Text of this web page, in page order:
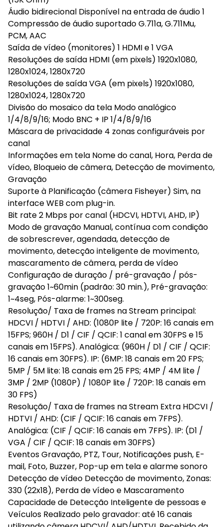
Áudio bidirecional Disponível na entrada de áudio 1
Compressão de áudio suportado G.711a, G.711Mu,
PCM, AAC
Saída de vídeo (monitores) 1 HDMI e 1 VGA
Resoluções de saída HDMI (em pixels) 1920x1080,
1280x1024, 1280x720
Resoluções de saída VGA (em pixels) 1920x1080,
1280x1024, 1280x720
Divisão do mosaico da tela Modo analógico
1/4/8/9/16; Modo BNC + IP 1/4/8/9/16
Máscara de privacidade 4 zonas configuráveis por
canal
Informações em tela Nome do canal, Hora, Perda de
vídeo, Bloqueio de câmera, Detecção de movimento,
Gravação
Suporte à Planificação (câmera Fisheyer) Sim, na
interface WEB com plug-in.
Bit rate 2 Mbps por canal (HDCVI, HDTVI, AHD, IP)
Modo de gravação Manual, contínua com condição
de sobrescrever, agendada, detecção de
movimento, detecção inteligente de movimento,
mascaramento de câmera, perda de vídeo
Configuração de duração / pré-gravação / pós-
gravação 1~60min (padrão: 30 min.), Pré-gravação:
1~4seg, Pós-alarme: 1~300seg.
Resolução/ Taxa de frames na Stream principal:
HDCVI / HDTVI / AHD: (1080P lite / 720P: 16 canais em
15FPS; 960H / D1 / CIF / QCIF: 1 canal em 30FPS e 15
canais em 15FPS). Analógica: (960H / D1 / CIF / QCIF:
16 canais em 30FPS). IP: (6MP: 18 canais em 20 FPS;
5MP / 5M lite: 18 canais em 25 FPS; 4MP / 4M lite /
3MP / 2MP (1080P) / 1080P lite / 720P: 18 canais em
30 FPS)
Resolução/ Taxa de frames na Stream Extra HDCVI /
HDTVI / AHD: (CIF / QCIF: 16 canais em 7FPS).
Analógica: (CIF / QCIF: 16 canais em 7FPS). IP: (D1 /
VGA / CIF / QCIF: 18 canais em 30FPS)
Eventos Gravação, PTZ, Tour, Notificações push, E-
mail, Foto, Buzzer, Pop-up em tela e alarme sonoro
Detecção de vídeo Detecção de movimento, Zonas:
330 (22x18), Perda de vídeo e Mascaramento
Capacidade de Detecção Inteligente de pessoas e
Veículos Realizado pelo gravador: até 16 canais